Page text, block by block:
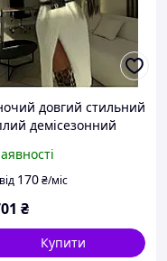
довгий стильний
демісезонний
від 170₴/міс
₴
Купити